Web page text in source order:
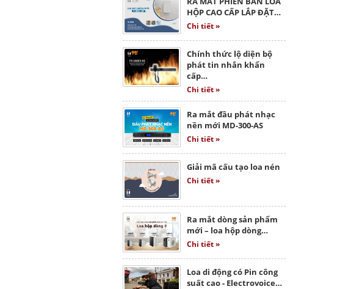
HỘP CAO CẤP LẮP ĐẶT…
Chi tiết »
Chính thức lộ diện bộ
phát tin nhắn khẩn
cấp…
Chi tiết »
Ra mắt đầu phát nhạc
nền mới MD-300-AS
Chi tiết »
Giải mã cấu tạo loa nén
Chi tiết »
Ra mắt dòng sản phẩm
mới – loa hộp dòng…
Chi tiết »
Loa di động có Pin công
suất cao - Electrovoice…